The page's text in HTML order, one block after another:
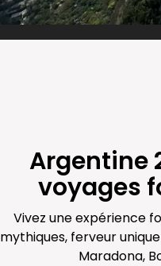
Argentine
voyages
Vivez une expérience
mythiques, ferveur
Maradona,